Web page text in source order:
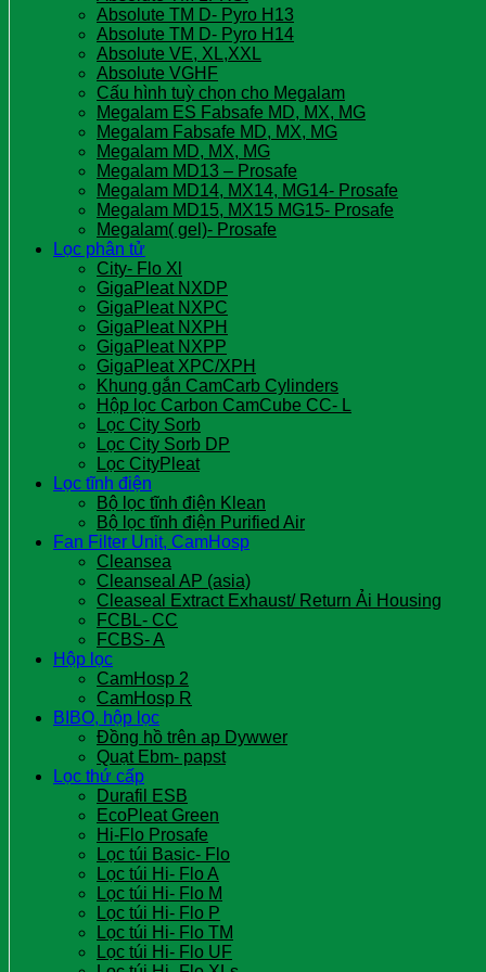
Absolute TM D- Pyro H13
Absolute TM D- Pyro H14
Absolute VE, XL,XXL
Absolute VGHF
Cấu hình tuỳ chọn cho Megalam
Megalam ES Fabsafe MD, MX, MG
Megalam Fabsafe MD, MX, MG
Megalam MD, MX, MG
Megalam MD13 – Prosafe
Megalam MD14, MX14, MG14- Prosafe
Megalam MD15, MX15 MG15- Prosafe
Megalam( gel)- Prosafe
Lọc phân tử
City- Flo Xl
GigaPleat NXDP
GigaPleat NXPC
GigaPleat NXPH
GigaPleat NXPP
GigaPleat XPC/XPH
Khung gắn CamCarb Cylinders
Hộp lọc Carbon CamCube CC- L
Lọc City Sorb
Lọc City Sorb DP
Lọc CityPleat
Lọc tĩnh điện
Bộ lọc tĩnh điện Klean
Bộ lọc tĩnh điện Purified Air
Fan Filter Unit, CamHosp
Cleansea
Cleanseal AP (asia)
Cleaseal Extract Exhaust/ Return Ải Housing
FCBL- CC
FCBS- A
Hộp lọc
CamHosp 2
CamHosp R
BIBO, hộp lọc
Đồng hồ trên ap Dywwer
Quạt Ebm- papst
Lọc thứ cấp
Durafil ESB
EcoPleat Green
Hi-Flo Prosafe
Lọc túi Basic- Flo
Lọc túi Hi- Flo A
Lọc túi Hi- Flo M
Lọc túi Hi- Flo P
Lọc túi Hi- Flo TM
Lọc túi Hi- Flo UF